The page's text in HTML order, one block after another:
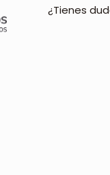
¿Tienes